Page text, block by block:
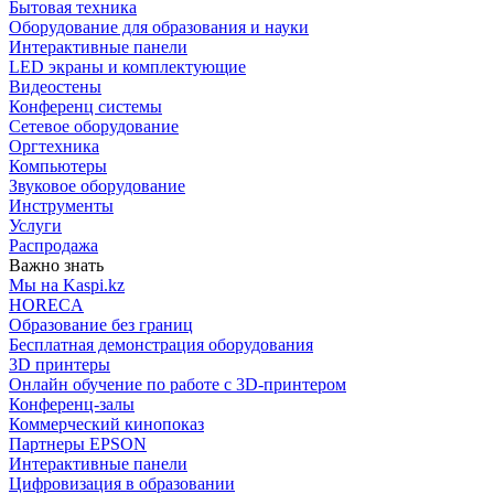
Бытовая техника
Оборудование для образования и науки
Интерактивные панели
LED экраны и комплектующие
Видеостены
Конференц системы
Сетевое оборудование
Оргтехника
Компьютеры
Звуковое оборудование
Инструменты
Услуги
Распродажа
Важно знать
Мы на Kaspi.kz
HORECA
Образование без границ
Бесплатная демонстрация оборудования
3D принтеры
Онлайн обучение по работе с 3D-принтером
Конференц-залы
Коммерческий кинопоказ
Партнеры EPSON
Интерактивные панели
Цифровизация в образовании